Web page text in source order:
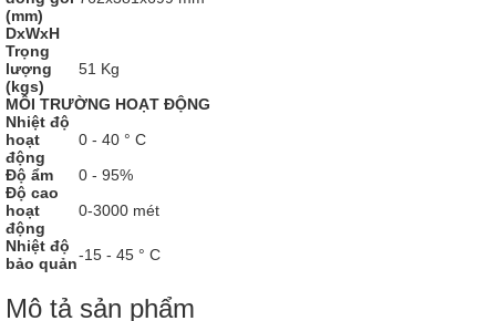
(mm)
DxWxH
Trọng
lượng
(kgs)
51 Kg
MÔI TRƯỜNG HOẠT ĐỘNG
Nhiệt độ
hoạt
động
0 - 40 ° C
Độ ẩm
0 - 95%
Độ cao
hoạt
động
0-3000 mét
Nhiệt độ
bảo quản-15 - 45 ° C
Mô tả sản phẩm